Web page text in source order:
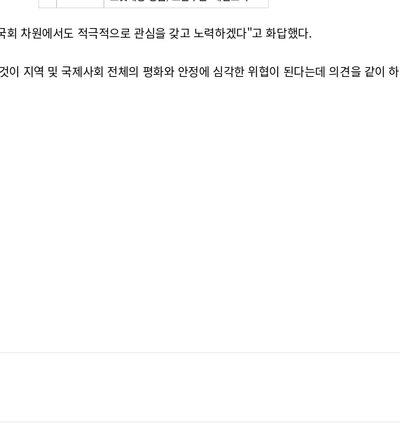
차원에서도 적극적으로 관심을 갖고 노력하겠다"고 화답했다.
지역 및 국제사회 전체의 평화와 안정에 심각한 위협이 된다는데 의견을 같이